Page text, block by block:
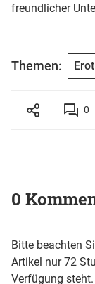
freundlicher
Themen:
0
0
Bitte beachten
Artikel nur 72
Verfügung steht.